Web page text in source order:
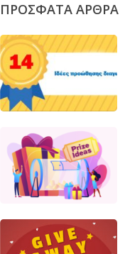
ΠΡΟΣΦΑΤΑ ΑΡΘΡΑ